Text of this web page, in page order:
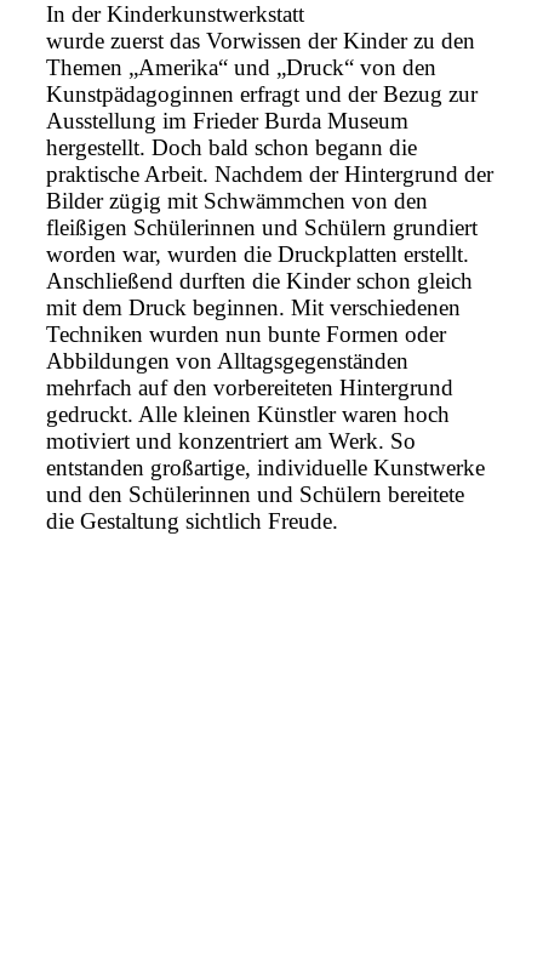
In der Kinderkunstwerkstatt
wurde zuerst das Vorwissen der Kinder zu den
Themen „Amerika“ und „Druck“ von den
Kunstpädagoginnen erfragt und der Bezug zur
Ausstellung im Frieder Burda Museum
hergestellt. Doch bald schon begann die
praktische Arbeit. Nachdem der Hintergrund der
Bilder zügig mit Schwämmchen von den
fleißigen Schülerinnen und Schülern grundiert
worden war, wurden die Druckplatten erstellt.
Anschließend durften die Kinder schon gleich
mit dem Druck beginnen. Mit verschiedenen
Techniken wurden nun bunte Formen oder
Abbildungen von Alltagsgegenständen
mehrfach auf den vorbereiteten Hintergrund
gedruckt. Alle kleinen Künstler waren hoch
motiviert und konzentriert am Werk. So
entstanden großartige, individuelle Kunstwerke
und den Schülerinnen und Schülern bereitete
die Gestaltung sichtlich Freude.